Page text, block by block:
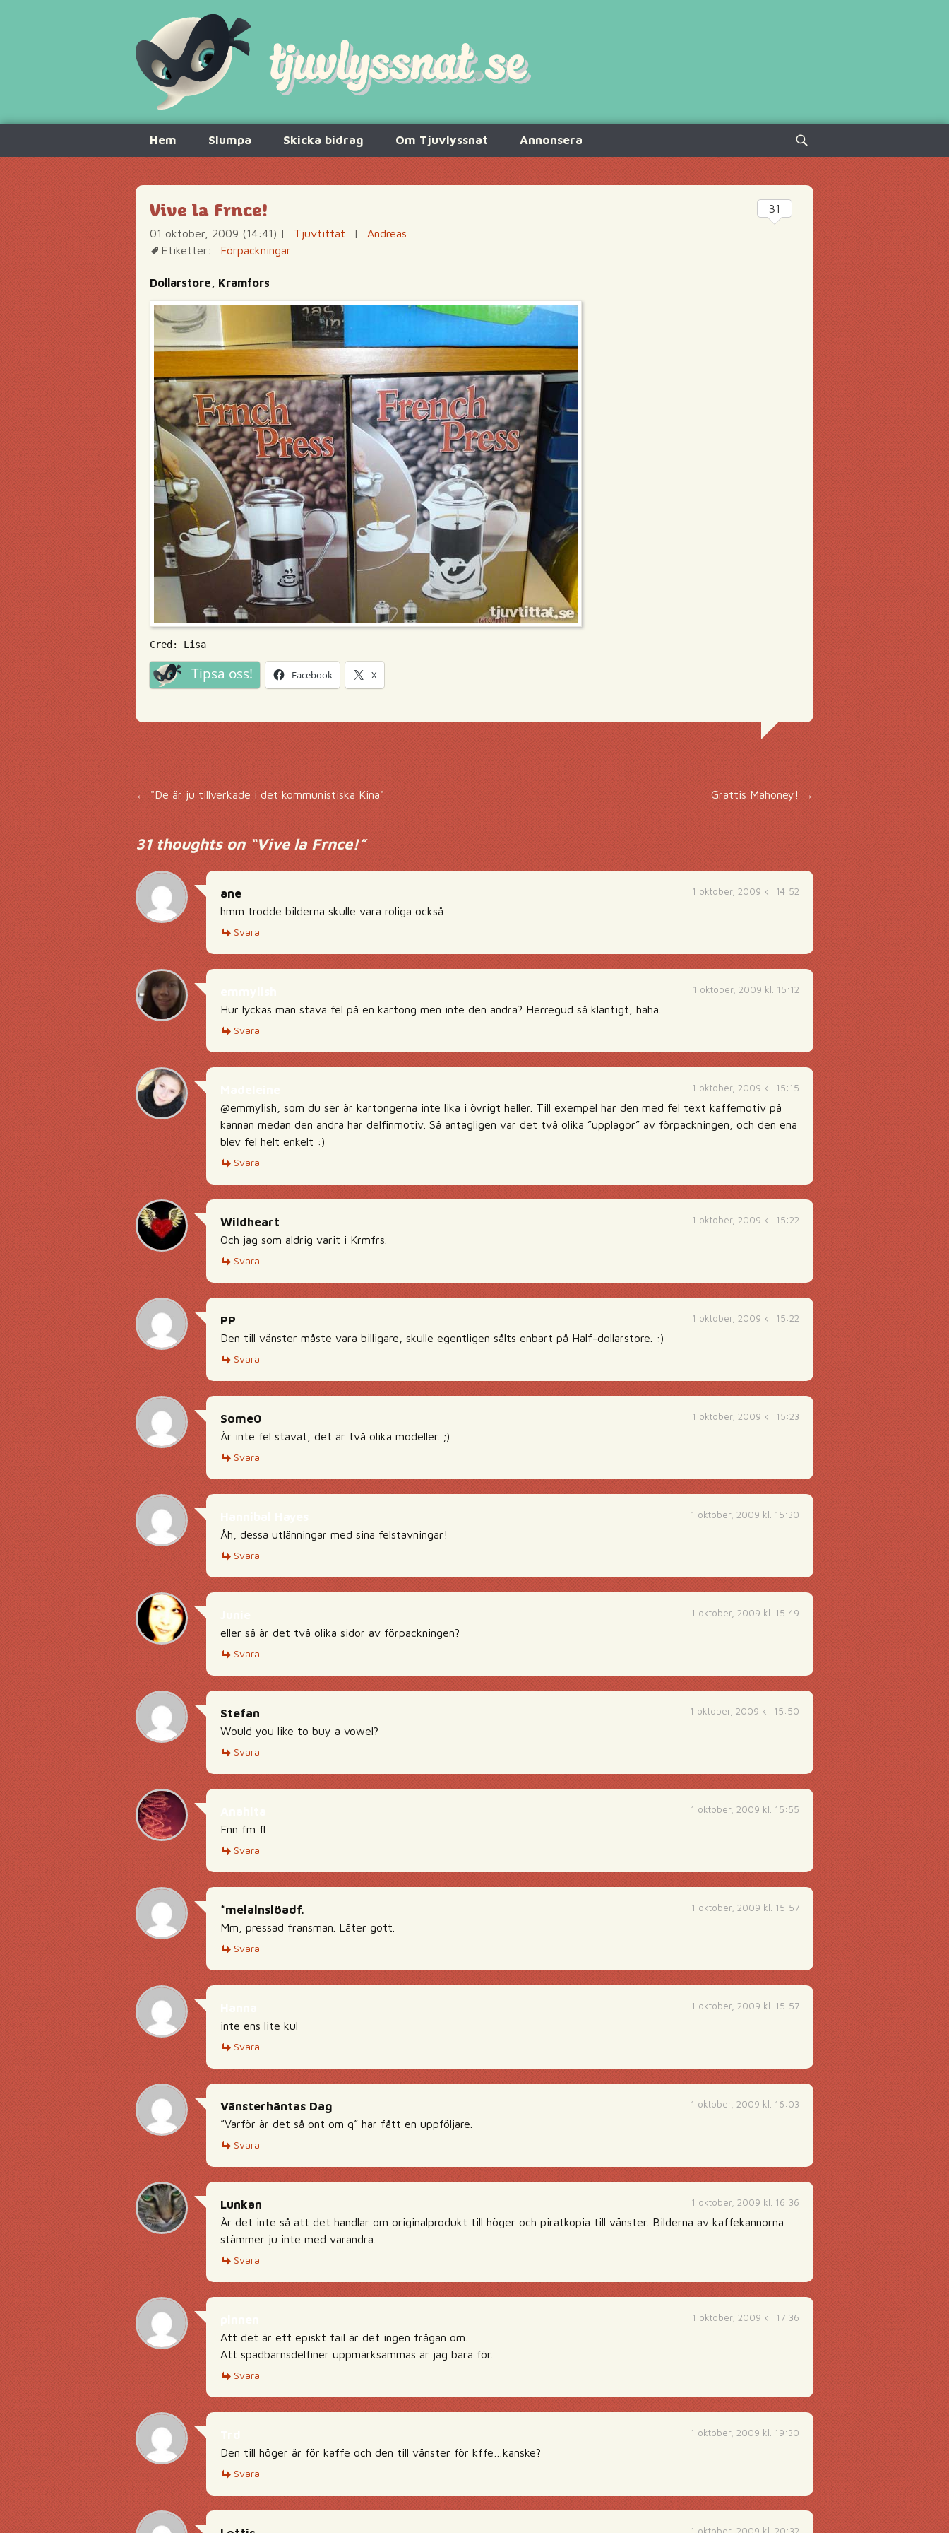
innehåll
Hem Slumpa Skicka bidrag Om Tjuvlyssnat Annonsera
Sök
efter:
Vive la Frnce!
01 oktober, 2009 (14:41) | Tjuvtittat |
Andreas
Etiketter:
Förpackningar
Dollarstore, Kramfors
Cred: Lisa
Tipsa oss! Facebook X
31
Inläggsnavigering
←"De är ju tillverkade i det kommunistiska Kina" Grattis Mahoney!→
31 thoughts on “Vive la Frnce!”
1 oktober, 2009 kl. 14:52
ane
hmm trodde bilderna skulle vara roliga också
Svara
1 oktober, 2009 kl. 15:12
Hur lyckas man stava fel på en kartong men inte den andra? Herregud så klantigt, haha.
Svara
1 oktober, 2009 kl. 15:15
@emmylish, som du ser är kartongerna inte lika i övrigt heller. Till exempel har den med fel text kaffemotiv på
kannan medan den andra har delfinmotiv. Så antagligen var det två olika ”upplagor” av förpackningen, och den ena
blev fel helt enkelt :)
Svara
1 oktober, 2009 kl. 15:22
Wildheart
Och jag som aldrig varit i Krmfrs.
Svara
1 oktober, 2009 kl. 15:22
PP
Den till vänster måste vara billigare, skulle egentligen sålts enbart på Half-dollarstore. :)
Svara
1 oktober, 2009 kl. 15:23
Some0
Är inte fel stavat, det är två olika modeller. ;)
Svara
1 oktober, 2009 kl. 15:30
Åh, dessa utlänningar med sina felstavningar!
Svara
1 oktober, 2009 kl. 15:49
eller så är det två olika sidor av förpackningen?
Svara
1 oktober, 2009 kl. 15:50
Stefan
Would you like to buy a vowel?
Svara
1 oktober, 2009 kl. 15:55
Fnn fm fl
Svara
1 oktober, 2009 kl. 15:57
*melalnslöadf.
Mm, pressad fransman. Låter gott.
Svara
1 oktober, 2009 kl. 15:57
inte ens lite kul
Svara
1 oktober, 2009 kl. 16:03
Vänsterhäntas Dag
”Varför är det så ont om q” har fått en uppföljare.
Svara
1 oktober, 2009 kl. 16:36
Lunkan
Är det inte så att det handlar om originalprodukt till höger och piratkopia till vänster. Bilderna av kaffekannorna
stämmer ju inte med varandra.
Svara
1 oktober, 2009 kl. 17:36
Att det är ett episkt fail är det ingen frågan om.
Att spädbarnsdelfiner uppmärksammas är jag bara för.
Svara
1 oktober, 2009 kl. 19:30
Den till höger är för kaffe och den till vänster för kffe…kanske?
Svara